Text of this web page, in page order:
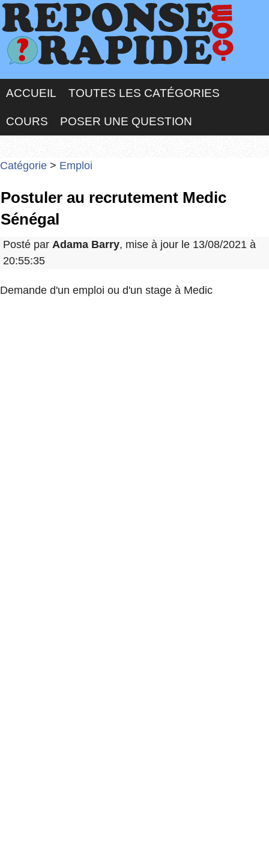
ACCUEIL TOUTES LES CATÉGORIES
COURS POSER UNE QUESTION
Catégorie > Emploi
Postuler au recrutement Medic
Sénégal
Posté par Adama Barry, mise à jour le 13/08/2021 à
20:55:35
Demande d'un emploi ou d'un stage à Medic